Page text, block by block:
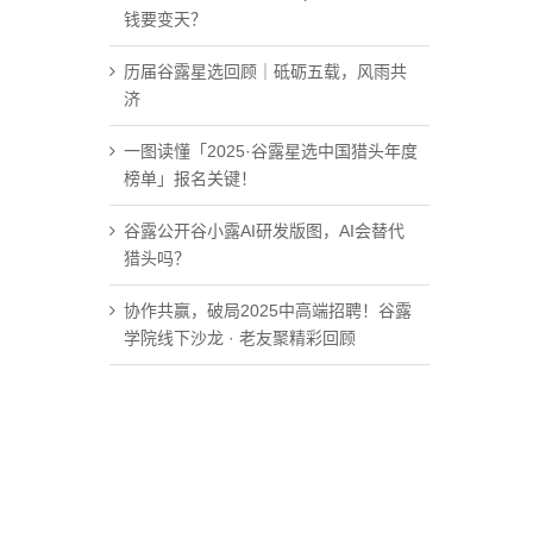
钱要变天？
历届谷露星选回顾｜砥砺五载，风雨共
济
一图读懂「2025·谷露星选中国猎头年度
榜单」报名关键！
谷露公开谷小露AI研发版图，AI会替代
猎头吗？
协作共赢，破局2025中高端招聘！谷露
学院线下沙龙 · 老友聚精彩回顾